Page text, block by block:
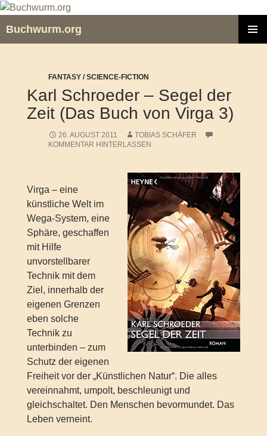
Zum
springen
Buchwurm.org
FANTASY / SCIENCE-FICTION
Karl Schroeder – Segel der
Zeit (Das Buch von Virga 3)
26. AUGUST 2011
TOBIAS SCHÄFER
KOMMENTAR HINTERLASSEN
Virga – eine
künstliche Welt im
Wega-System, eine
Sphäre, geschaffen
mit Hilfe
unvorstellbarer
Technik mit dem
Ziel, innerhalb der
eigenen Grenzen
eben solche
Technik zu
unterbinden – zum
Schutz der eigenen
Freiheit vor der „Künstlichen Natur“. Die alles
vereinnahmt, umpolt, beschleunigt und
gleichschaltet. Den Menschen bevormundet. Das
Leben verneint.